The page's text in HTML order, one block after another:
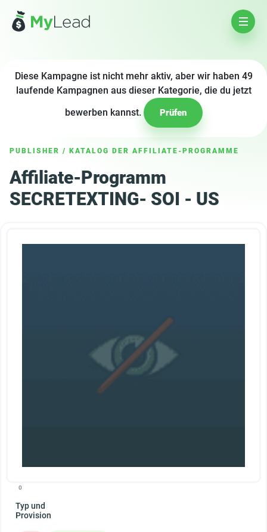
Diese Kampagne ist nicht mehr aktiv, aber wir haben 49
laufende Kampagnen aus dieser Kategorie, die du jetzt
bewerben kannst.
Prüfen
PUBLISHER / KATALOG DER AFFILIATE-PROGRAMME
Affiliate-Programm
SECRETEXTING- SOI - US
0
Typ und
Provision